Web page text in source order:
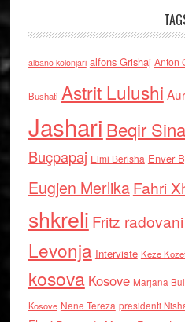
albano kolonjari alfons Grishaj Anton
Bushati Astrit Lulushi
Jashari Beqir Sina
Buçpapaj Elmi Berisha Enver
Eugjen MerlikaFahri
shkreli Fritz radovani
Levonja Interviste Keze
kosova Kosove Marjana
Kosove Nene Tereza presidenti